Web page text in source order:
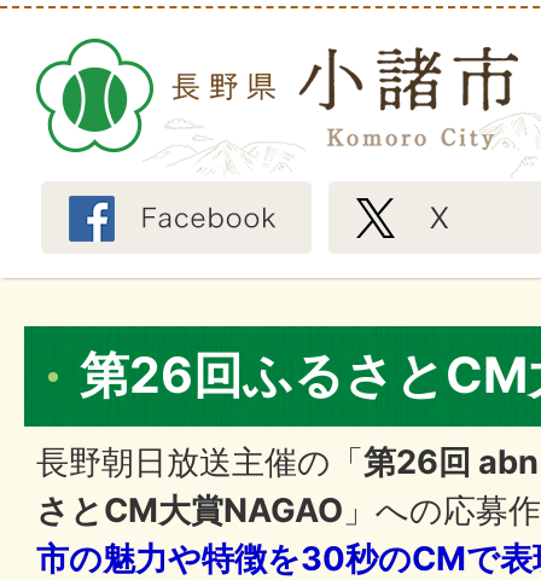
第26回ふるさとCM
長野朝日放送主催の「第26回
さとCM大賞NAGAO 」への応募
市の魅力や特徴を30秒のCMで